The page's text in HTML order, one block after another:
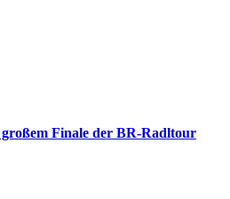
Finale der BR-Radltour